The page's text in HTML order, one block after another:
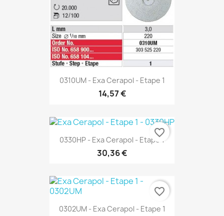
0310UM - Exa Cerapol - Etape 1
14,57 €
0330HP - Exa Cerapol - Etape 1
30,36 €
favorite_border
0302UM - Exa Cerapol - Etape 1
favorite_border